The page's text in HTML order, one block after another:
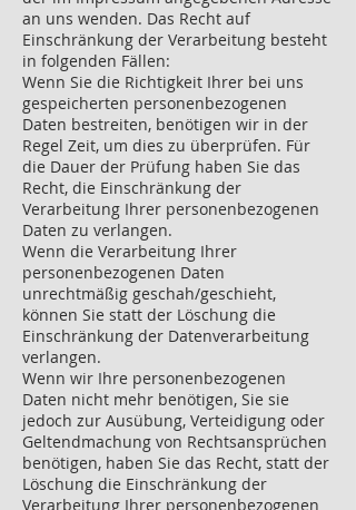
an uns wenden. Das Recht auf
Einschränkung der Verarbeitung besteht
in folgenden Fällen:
Wenn Sie die Richtigkeit Ihrer bei uns
gespeicherten personenbezogenen
Daten bestreiten, benötigen wir in der
Regel Zeit, um dies zu überprüfen. Für
die Dauer der Prüfung haben Sie das
Recht, die Einschränkung der
Verarbeitung Ihrer personenbezogenen
Daten zu verlangen.
Wenn die Verarbeitung Ihrer
personenbezogenen Daten
unrechtmäßig geschah/geschieht,
können Sie statt der Löschung die
Einschränkung der Datenverarbeitung
verlangen.
Wenn wir Ihre personenbezogenen
Daten nicht mehr benötigen, Sie sie
jedoch zur Ausübung, Verteidigung oder
Geltendmachung von Rechtsansprüchen
benötigen, haben Sie das Recht, statt der
Löschung die Einschränkung der
Verarbeitung Ihrer personenbezogenen